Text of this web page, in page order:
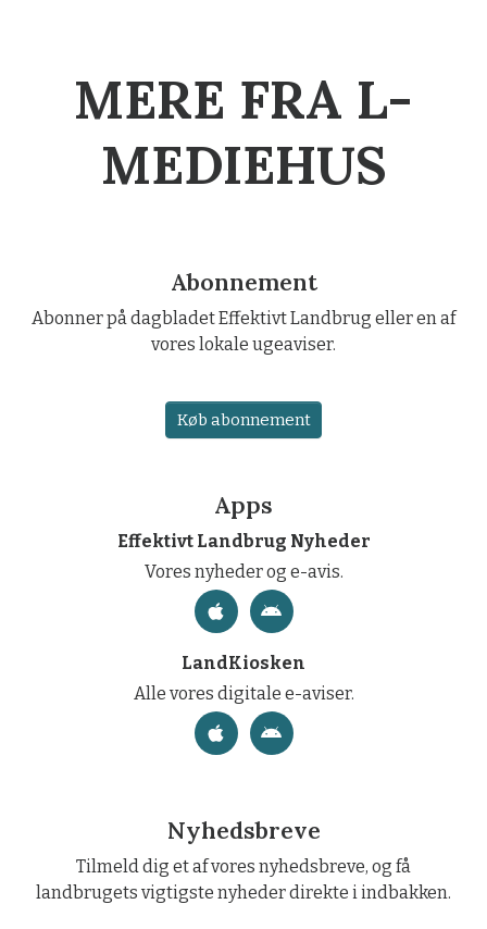
MERE FRA L-
MEDIEHUS
Abonnement
Abonner på dagbladet Effektivt Landbrug eller en af
vores lokale ugeaviser.
Køb abonnement
Apps
Effektivt Landbrug Nyheder
Vores nyheder og e-avis.
LandKiosken
Alle vores digitale e-aviser.
Nyhedsbreve
Tilmeld dig et af vores nyhedsbreve, og få
landbrugets vigtigste nyheder direkte i indbakken.